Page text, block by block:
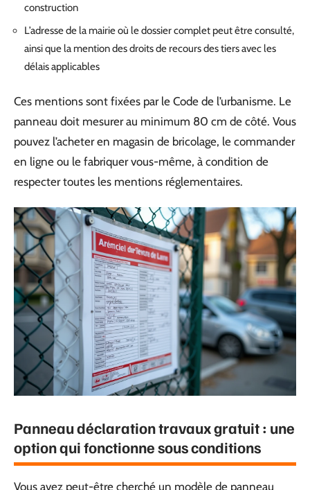
construction
L’adresse de la mairie où le dossier complet peut être consulté,
ainsi que la mention des droits de recours des tiers avec les
délais applicables
Ces mentions sont fixées par le Code de l’urbanisme. Le
panneau doit mesurer au minimum 80 cm de côté. Vous
pouvez l’acheter en magasin de bricolage, le commander
en ligne ou le fabriquer vous-même, à condition de
respecter toutes les mentions réglementaires.
Panneau déclaration travaux gratuit : une
option qui fonctionne sous conditions
Vous avez peut-être cherché un modèle de panneau